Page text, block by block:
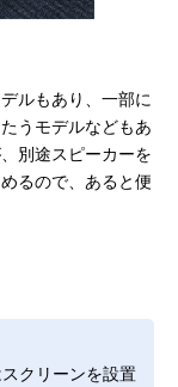
ルもあり、一部に
うモデルなどもあ
別途スピーカーを
るので、あると便
クリーンを設置